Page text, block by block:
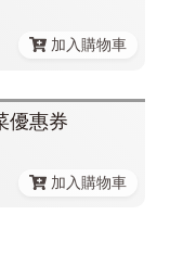
加入購物車
優惠券
加入購物車